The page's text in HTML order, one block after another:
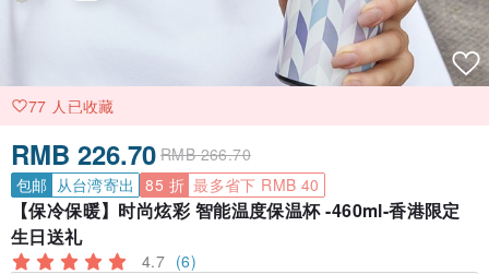
77 人已收藏
RMB 226.70 RMB 266.70
包邮 从台湾寄出 85 折 最多省下 RMB 40
【保冷保暖】时尚炫彩 智能温度保温杯 -460ml-香港限定
生日送礼
4.7 (6)